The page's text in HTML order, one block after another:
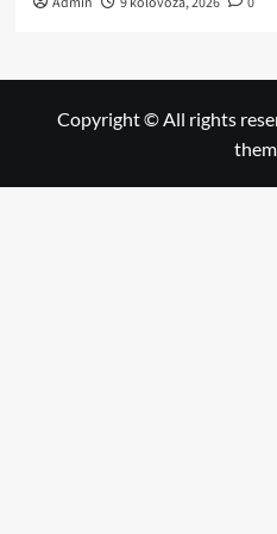
Copyright © All rights